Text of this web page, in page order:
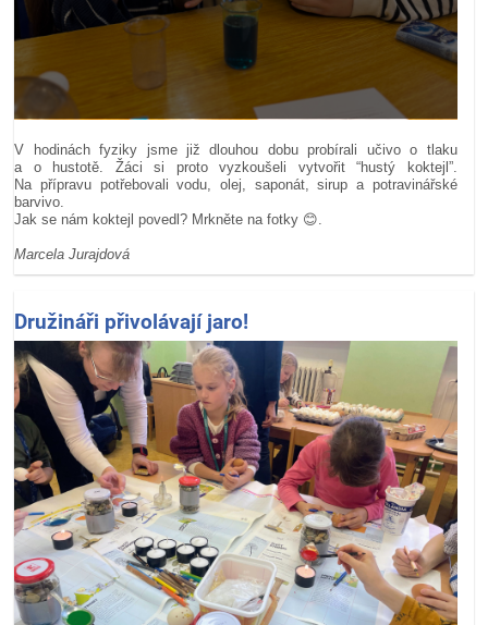
V hodinách fyziky jsme již dlouhou dobu probírali učivo o tlaku
a o hustotě. Žáci si proto vyzkoušeli vytvořit “hustý koktejl”.
Na přípravu potřebovali vodu, olej, saponát, sirup a potravinářské
barvivo.
Jak se nám koktejl povedl? Mrkněte na fotky 😊.
Marcela Jurajdová
Družináři přivolávají jaro!